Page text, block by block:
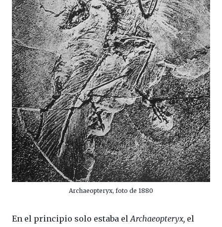
Archaeopteryx, foto de 1880
En el principio solo estaba elArchaeopteryx, el